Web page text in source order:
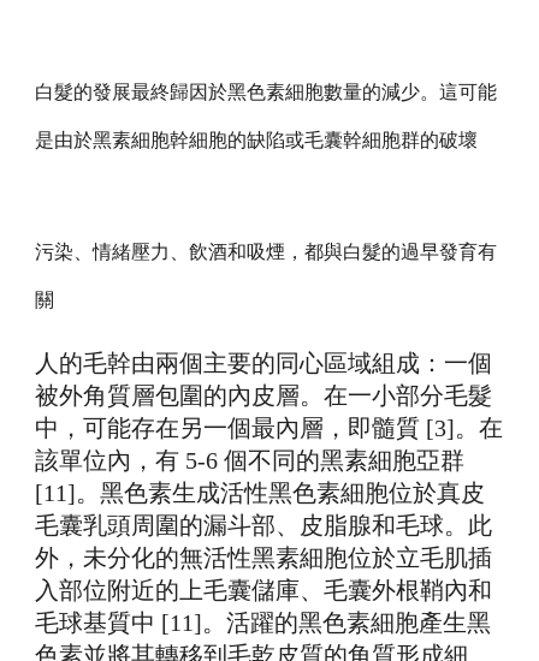
白髮的發展最終歸因於黑色素細胞數量的減少。這可能
是由於黑素細胞幹細胞的缺陷或毛囊幹細胞群的破壞
污染、情緒壓力、飲酒和吸煙，都與白髮的過早發育有
關
人的毛幹由兩個主要的同心區域組成：一個
被外角質層包圍的內皮層。在一小部分毛髮
中，可能存在另一個最內層，即髓質 [3]。在
該單位內，有 5-6 個不同的黑素細胞亞群
[11]。黑色素生成活性黑色素細胞位於真皮
毛囊乳頭周圍的漏斗部、皮脂腺和毛球。此
外，未分化的無活性黑素細胞位於立毛肌插
入部位附近的上毛囊儲庫、毛囊外根鞘內和
毛球基質中 [11]。活躍的黑色素細胞產生黑
色素並將其轉移到毛乾皮質的角質形成細